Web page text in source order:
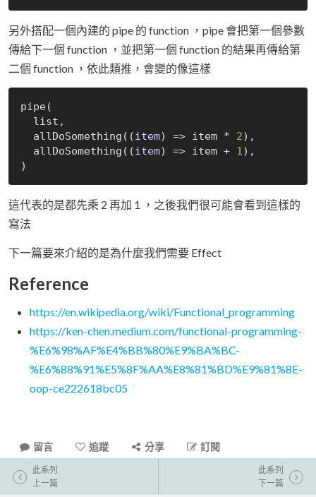
另外搭配一個內建的 pipe 的 function ，pipe 會把第一個參數
傳給下一個 function ，並把第一個 function 的結果再傳給第
二個 function ，依此類推，會變的像這樣
pipe(
  allDoSomething(
(item) => item * 2),
  allDoSomething(
(item) => item + 1),
這代表的是都先乘 2 再加 1 ，之後我們很可能會看到這樣的
寫法
下一篇要來介紹的是為什麼我們需要 Effect
Reference
https://en.wikipedia.org/wiki/Functional_programming
https://ken-chen.medium.com/functional-programming-
%E6%98%AF%E4%BB%80%E9%BA%BC-
%E6%88%91%E5%8F%AA%E8%81%BD%E9%81%8E-
oop-ce222618bc05
留言 追蹤 分享 訂閱
此系列
上一篇
此系列
下一篇